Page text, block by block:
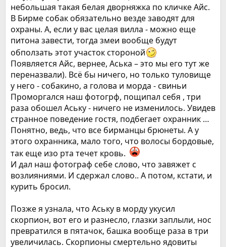
небольшая такая белая дворняжка по кличке Айс.
В Бирме собак обязательно везде заводят для
охраны. А, если у вас целая вилла - можно еще
питона завести, тогда змеи вообще будут
обползать этот участок стороной
Появляется Айс, вернее, Аська – это мы его тут же
переназвали). Всё бы ничего, но только туловище
у него - собакино, а голова и морда - свиньи
Проморгался наш фотогрф, пощипал себя , три
раза обошел Аську - ничего не изменилось. Увидев
странное поведение гостя, подбегает охранник …
Понятно, ведь, что все бирманцы брюнеты. А у
этого охранника, мало того, что волосы бордовые,
так еще изо рта течет кровь.
И дал наш фотограф себе слово, что завяжет с
возлияниями. И сдержал слово.. А потом, кстати, и
курить бросил.
Позже я узнала, что Аську в морду укусил
скорпион, вот его и разнесло, глазки заплыли, нос
превратился в пятачок, башка вообще раза в три
увеличилась. Скорпионы смертельно ядовиты